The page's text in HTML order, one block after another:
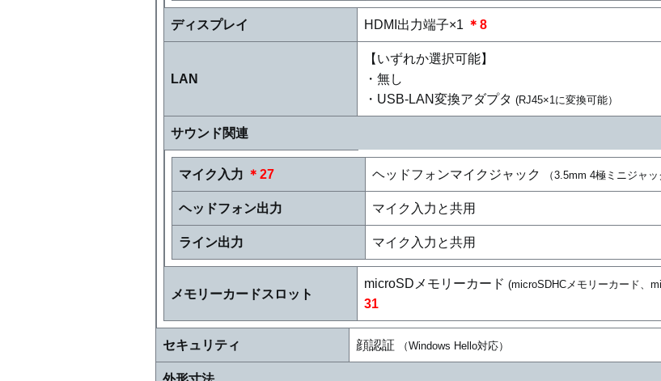
ディスプレイ HDMI出力端子×1 ＊8
LAN
【いずれか選択可能】
・無し
・USB-LAN変換アダプタ (RJ45×1に変換可能）
サウンド関連
マイク入力 ＊27 ヘッドフォンマイクジャック （3.5mm 4極ミニジャッ
ヘッドフォン出力 マイク入力と共用
ライン出力 マイク入力と共用
メモリーカードスロット
microSDメモリーカード (microSDHCメモリーカード、
31
セキュリティ 顔認証 （Windows Hello対応）